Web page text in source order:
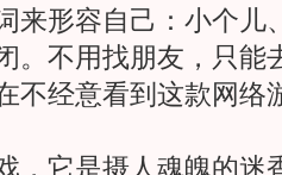
来形容自己：小个儿
。不用找朋友，只能
不经意看到这款网络
，它是摄人魂魄的迷